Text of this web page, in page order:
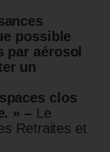
possible
par aérosol
un
clos
» – Le
Retraites et